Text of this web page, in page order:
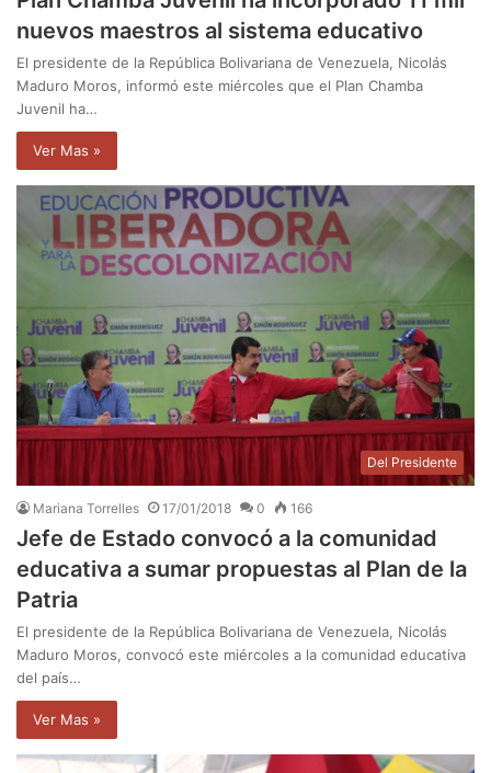
nuevos maestros al sistema educativo
El presidente de la República Bolivariana de Venezuela, Nicolás
Maduro Moros, informó este miércoles que el Plan Chamba
Juvenil ha…
Ver Mas »
Del Presidente
Mariana Torrelles 17/01/2018 0 166
Jefe de Estado convocó a la comunidad
educativa a sumar propuestas al Plan de la
Patria
El presidente de la República Bolivariana de Venezuela, Nicolás
Maduro Moros, convocó este miércoles a la comunidad educativa
del país…
Ver Mas »